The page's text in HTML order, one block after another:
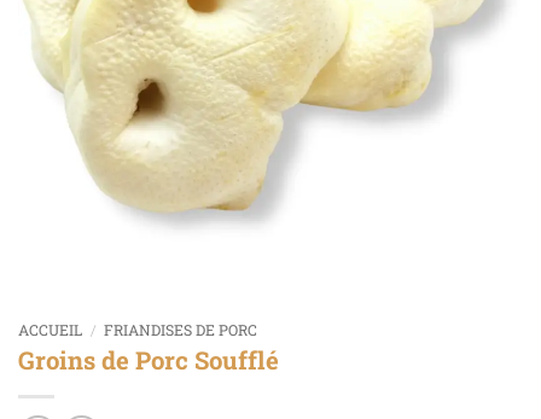
ACCUEIL / FRIANDISES DE PORC
Groins de Porc Soufflé